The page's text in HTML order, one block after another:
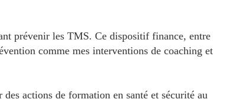
prévenir les TMS. Ce dispositif finance, entre
comme mes interventions de coaching et
actions de formation en santé et sécurité au